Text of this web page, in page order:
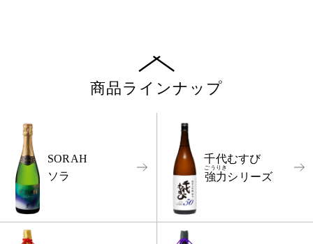
商品ラインナップ
SORAH
ソラ
千代むすび
強力
ごうりき
シリーズ